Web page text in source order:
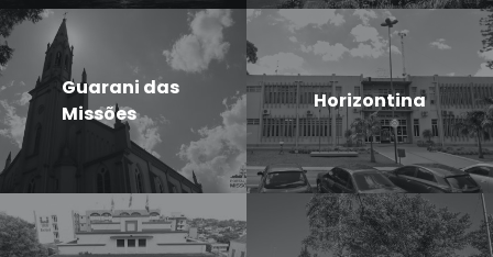
Guarani das
Missões
Horizontina